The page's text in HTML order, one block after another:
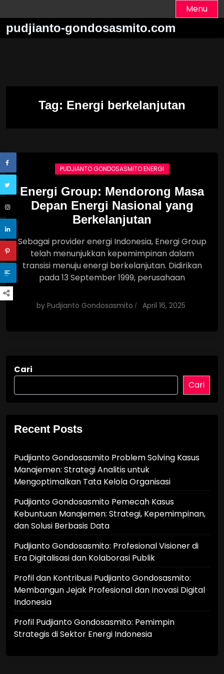
to
content
Menu
pudjianto-gondosasmito.com
Tag: Energi berkelanjutan
PUDJIANTO GONDOSASMITO ENERGI
Energi Group: Mendorong Masa
Depan Energi Nasional yang
Berkelanjutan
Sebagai provider energi Indonesia, Energi Group
telah menunjukkan kepemimpinan dalam
transisi menuju energi berkelanjutan. Didirikan
pada 13 September 1999, perusahaan
by Pudjianto Gondosasmito April 16, 2025
Cari
Cari
Recent Posts
Pudjianto Gondosasmito Problem Solving Kasus
Manajemen: Strategi Analitis untuk
Mengoptimalkan Tata Kelola Organisasi
Pudjianto Gondosasmito Pemecah Kasus
Kebuntuan Manajemen: Strategi, Kepemimpinan,
dan Solusi Berbasis Data
Pudjianto Gondosasmito: Profesional Visioner di
Era Digitalisasi dan Kolaborasi Publik
Profil dan Kontribusi Pudjianto Gondosasmito:
Membangun Jejak Profesional dan Inovasi Digital
Indonesia
Profil Pudjianto Gondosasmito: Pemimpin
Strategis di Sektor Energi Indonesia